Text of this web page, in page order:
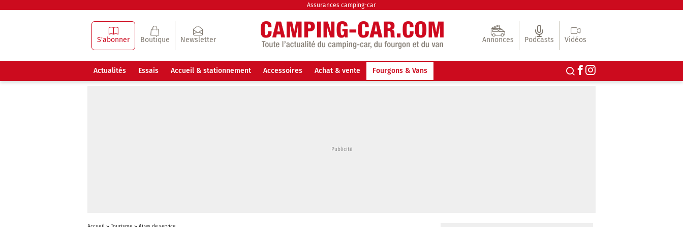
Assurances camping-car
S'abonner Boutique Newsletter Annonces Podcasts Vidéos
Actualités Essais Accueil & stationnement Accessoires Achat & vente Fourgons & Vans